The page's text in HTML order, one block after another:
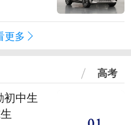
更多
高考
中生